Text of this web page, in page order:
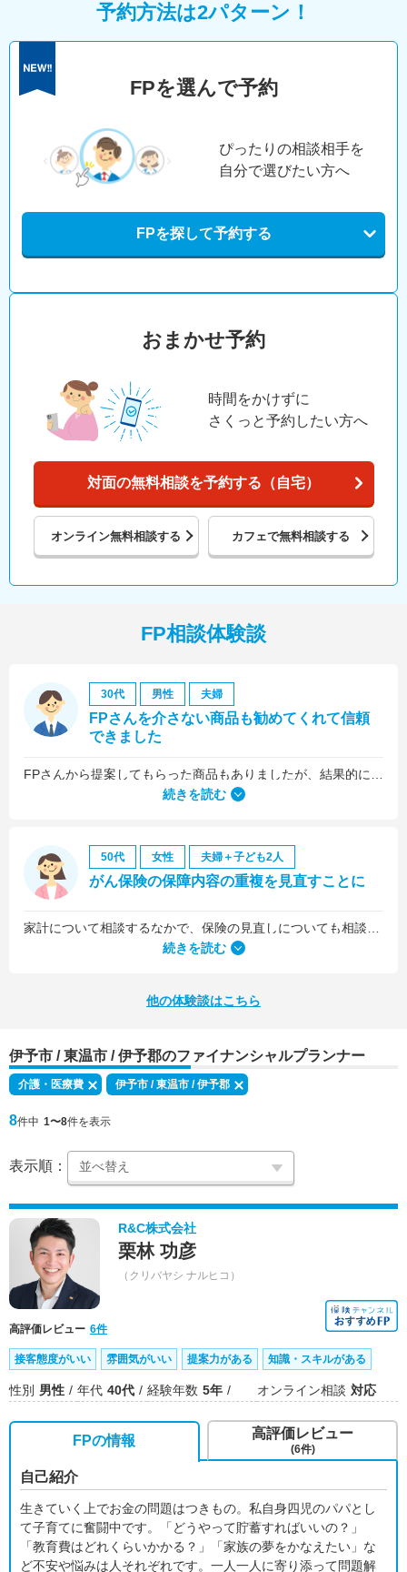
予約方法は2パターン！
FPを選んで予約
ぴったりの相談相手を
自分で選びたい方へ
FPを探して予約する
おまかせ予約
時間をかけずに
さくっと予約したい方へ
対面の無料相談を予約する（自宅）
オンライン無料相談する カフェで無料相談する
FP相談体験談
30代 男性 夫婦
FPさんを介さない商品も勧めてくれて信頼
できました
続きを読む
50代 女性 夫婦＋子ども2人
がん保険の保障内容の重複を見直すことに
続きを読む
他の体験談はこちら
伊予市 / 東温市 / 伊予郡のファイナンシャルプランナー
介護・医療費 伊予市 / 東温市 / 伊予郡
8件中 1〜8件を表示
表示順：
R&C株式会社
栗林 功彦
（クリバヤシ ナルヒコ）
高評価レビュー 6件
接客態度がいい 雰囲気がいい 提案力がある 知識・スキルがある
性別 男性 年代 40代 経験年数 5年 オンライン相談 対応
FPの情報
自己紹介
生きていく上でお金の問題はつきもの。私自身四児のパパとし
て子育てに奮闘中です。「どうやって貯蓄すればいいの？」
「教育費はどれくらいかかる？」「家族の夢をかなえたい」な
ど不安や悩みは人それぞれです。一人一人に寄り添って問題解
高評価レビュー
(6件)